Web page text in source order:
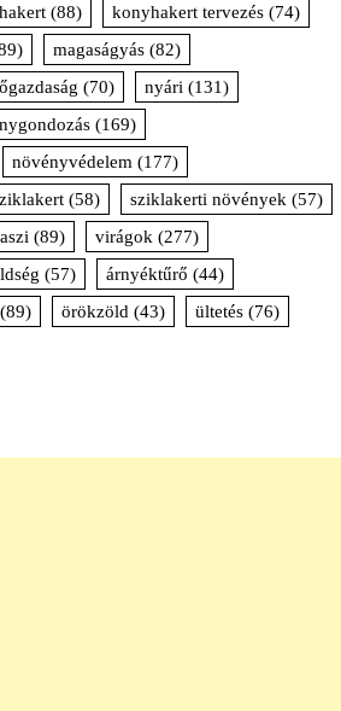
(88) konyhakert tervezés (74)
magaságyás (82)
(70) nyári (131)
(169)
növényvédelem (177)
(58) sziklakerti növények (57)
(89) virágok (277)
(57) árnyéktűrő (44)
(89) örökzöld (43) ültetés (76)